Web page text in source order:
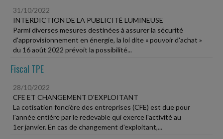
31/10/2022
INTERDICTION DE LA PUBLICITÉ LUMINEUSE
Parmi diverses mesures destinées à assurer la sécurité
d'approvisionnement en énergie, la loi dite « pouvoir d'achat »
du 16 août 2022 prévoit la possibilité...
Fiscal TPE
28/10/2022
CFE ET CHANGEMENT D'EXPLOITANT
La cotisation foncière des entreprises (CFE) est due pour
l'année entière par le redevable qui exerce l'activité au
1er janvier. En cas de changement d'exploitant,...